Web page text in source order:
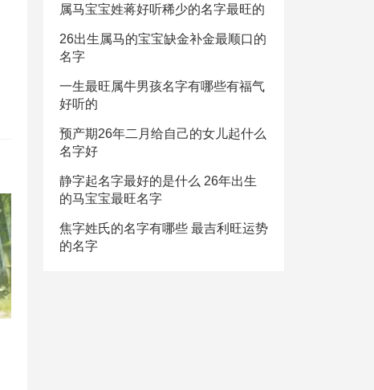
属马宝宝姓蒋好听稀少的名字最旺的
26出生属马的宝宝缺金补金最顺口的
名字
一生最旺属牛男孩名字有哪些有福气
好听的
预产期26年二月给自己的女儿起什么
名字好
静字起名字最好的是什么 26年出生
的马宝宝最旺名字
焦字姓氏的名字有哪些 最吉利旺运势
的名字